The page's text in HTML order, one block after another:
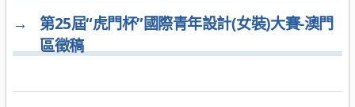
→
第25屆“虎門杯”國際青年設計(女裝)大賽-澳門
區徵稿